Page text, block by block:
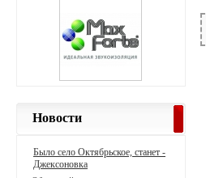
Новости
Было село Октябрьское, станет -
Джексоновка